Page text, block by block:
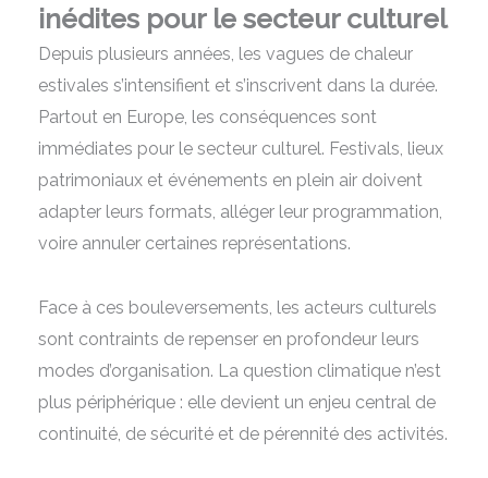
inédites pour le secteur culturel
Depuis plusieurs années, les vagues de chaleur
estivales s’intensifient et s’inscrivent dans la durée.
Partout en Europe, les conséquences sont
immédiates pour le secteur culturel. Festivals, lieux
patrimoniaux et événements en plein air doivent
adapter leurs formats, alléger leur programmation,
voire annuler certaines représentations.
Face à ces bouleversements, les acteurs culturels
sont contraints de repenser en profondeur leurs
modes d’organisation. La question climatique n’est
plus périphérique : elle devient un enjeu central de
continuité, de sécurité et de pérennité des activités.